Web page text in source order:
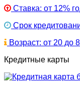
Ставка: от 12%
Срок
Возраст: от 20 до
Кредитные карты